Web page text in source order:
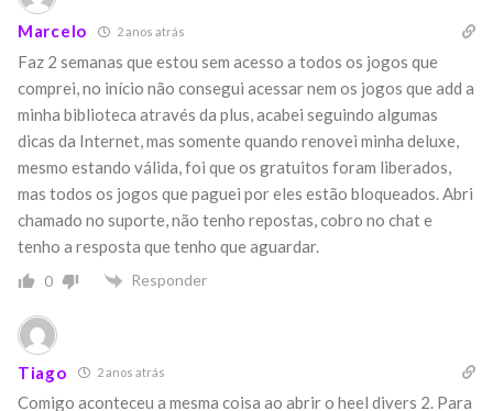
Marcelo 2 anos atrás
Faz 2 semanas que estou sem acesso a todos os jogos que
comprei, no início não consegui acessar nem os jogos que add a
minha biblioteca através da plus, acabei seguindo algumas
dicas da Internet, mas somente quando renovei minha deluxe,
mesmo estando válida, foi que os gratuitos foram liberados,
mas todos os jogos que paguei por eles estão bloqueados. Abri
chamado no suporte, não tenho repostas, cobro no chat e
tenho a resposta que tenho que aguardar.
0 Responder
Tiago 2 anos atrás
Comigo aconteceu a mesma coisa ao abrir o heel divers 2. Para